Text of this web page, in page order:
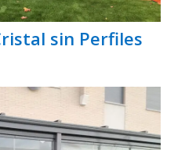
sin Perfiles